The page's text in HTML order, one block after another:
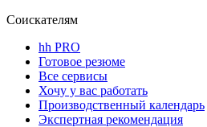
Соискателям
hh PRO
Готовое резюме
Все сервисы
Хочу у вас работать
Производственный календарь
Экспертная рекомендация